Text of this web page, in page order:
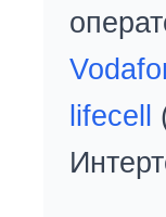
lifecell